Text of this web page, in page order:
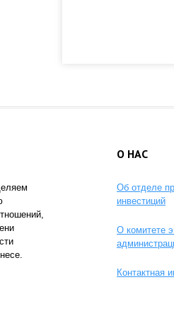
О НАС
Об отделе
инвестиций
О комитете
Контактная